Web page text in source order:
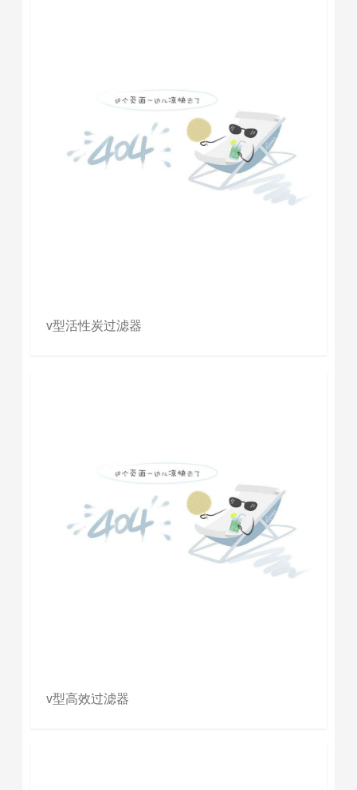
v型活性炭过滤器
v型高效过滤器